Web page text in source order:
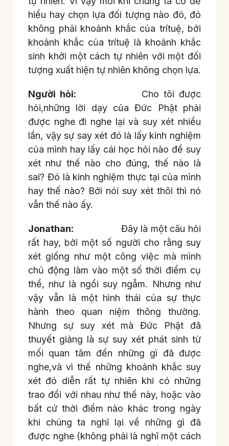
hiểu hay chọn lựa đối tượng nào đó, đó
không phải khoảnh khắc của trítuệ, bởi
khoảnh khắc của trítuệ là khoảnh khắc
sinh khởi một cách tự nhiên với một đối
tượng xuất hiện tự nhiên không chọn lựa.
Người hỏi: Cho tôi được
hỏi,những lời dạy của Đức Phật phải
được nghe đi nghe lại và suy xét nhiều
lần, vậy sự say xét đó là lấy kinh nghiệm
của mình hay lấy cái học hỏi nào để suy
xét như thế nào cho đúng, thế nào là
sai? Đó là kinh nghiệm thực tại của mình
hay thế nào? Bởi nói suy xét thôi thì nó
vẫn thế nào ấy.
Jonathan:
Đây là một câu hỏi
rất hay, bởi một số người cho rằng suy
xét giống như một công việc mà mình
chủ động làm vào một số thời điểm cụ
thể, như là ngồi suy ngẫm. Nhưng như
vậy vẫn là một hình thái của sự thực
hành theo quan niệm thông thường.
Nhưng sự suy xét mà Đức Phật đã
thuyết giảng là sự suy xét phát sinh từ
mối quan tâm đến những gì đã được
nghe,và vì thế những khoảnh khắc suy
xét đó diễn rất tự nhiên khi có những
trao đổi với nhau như thế này, hoặc vào
bất cứ thời điểm nào khác trong ngày
khi chúng ta nghĩ lại về những gì đã
được nghe (không phải là nghĩ một cách